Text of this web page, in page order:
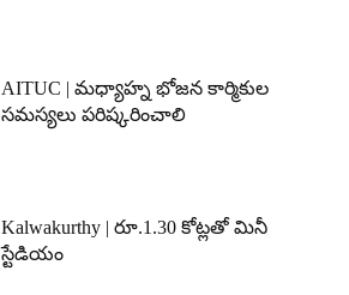
AITUC | మధ్యాహ్న భోజన కార్మికుల
సమస్యలు పరిష్కరించాలి
Kalwakurthy | రూ.1.30 కోట్లతో మినీ
స్టేడియం